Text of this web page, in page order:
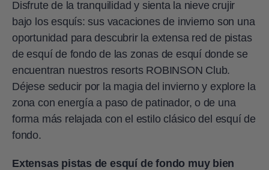
Disfrute de la tranquilidad y sienta la nieve crujir
bajo los esquís: sus vacaciones de invierno son una
oportunidad para descubrir la extensa red de pistas
de esquí de fondo de las zonas de esquí donde se
encuentran nuestros resorts ROBINSON Club.
Déjese seducir por la magia del invierno y explore la
zona con energía a paso de patinador, o de una
forma más relajada con el estilo clásico del esquí de
fondo.
Extensas pistas de esquí de fondo muy bien